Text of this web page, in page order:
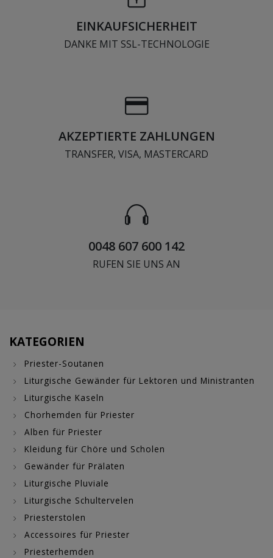
EINKAUFSICHERHEIT
DANKE MIT SSL-TECHNOLOGIE
AKZEPTIERTE ZAHLUNGEN
TRANSFER, VISA, MASTERCARD
0048 607 600 142
RUFEN SIE UNS AN
KATEGORIEN
Priester-Soutanen
Liturgische Gewänder für Lektoren und Ministranten
Liturgische Kaseln
Chorhemden für Priester
Alben für Priester
Kleidung für Chöre und Scholen
Gewänder für Prälaten
Liturgische Pluviale
Liturgische Schultervelen
Priesterstolen
Accessoires für Priester
Priesterhemden